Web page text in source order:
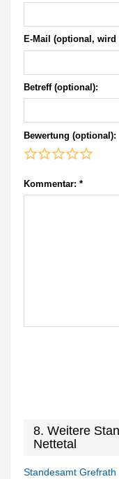
E-Mail (optional,
Betreff (optional):
Bewertung (optional):
Kommentar: *
8. Weitere
Nettetal
Standesamt Grefrath